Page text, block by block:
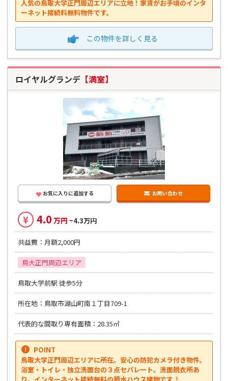
人気の鳥取大学正門周辺エリアに立地！家賃がお手頃のインタ
ーネット接続料無料物件です。
この物件を詳しく見る
ロイヤルグランデ 【満室】
お気に入りに追加する お問い合わせ
¥ 4.0 万円 ~4.3万円
共益費：月額2,000円
鳥大正門周辺エリア
鳥取大学前駅 徒歩5分
所在地：鳥取市湖山町南１丁目709-1
代表的な間取り専有面積：28.35㎡
POINT
鳥取大学正門周辺エリアに所在。安心の防犯カメラ付き物件。
浴室・トイレ・独立洗面台の３点セパレート。洗面脱衣所あ